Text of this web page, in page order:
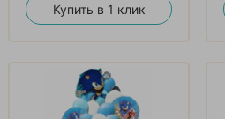
Купить в 1 клик